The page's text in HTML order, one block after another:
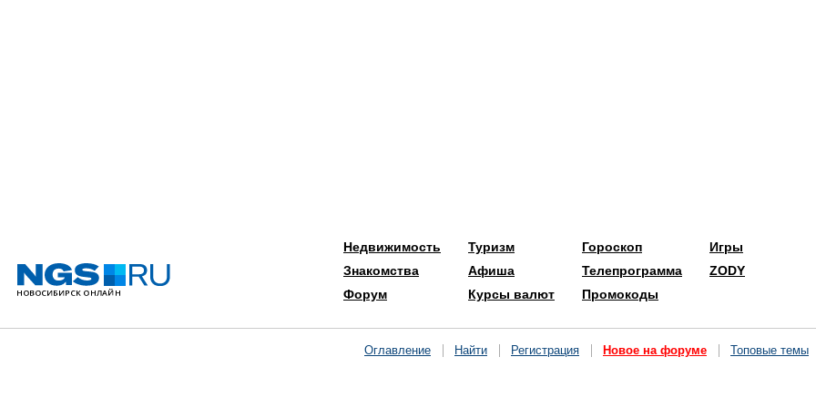
Недвижимость
Знакомства
Форум
Туризм
Афиша
Курсы валют
Гороскоп
Телепрограмма
Промокоды
Игры
ZODY
Оглавление Найти Регистрация Новое на форуме Топовые темы